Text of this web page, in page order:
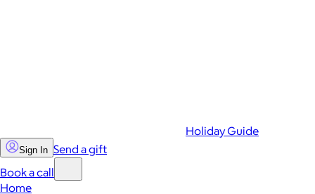
Holiday Guide
Sign In Send a gift
Book a call
Home